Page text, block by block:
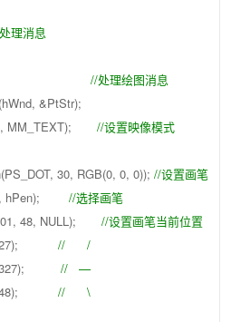
理消息
//处理绘图消息
&PtStr);
MM_TEXT);//设置映像模式
30, RGB(0, 0, 0));//设置画笔
hPen);//选择画笔
48, NULL);//设置画笔当前位置
327);// /
327);// —
48);// \